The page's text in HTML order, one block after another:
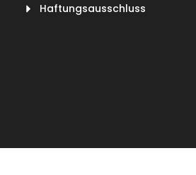
Haftungsausschluss